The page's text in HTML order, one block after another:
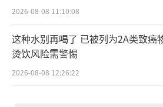
2026-08-08 11:10:08
这种水别再喝了 已被列为2A类致癌
烫饮风险需警惕
2026-08-08 12:26:22